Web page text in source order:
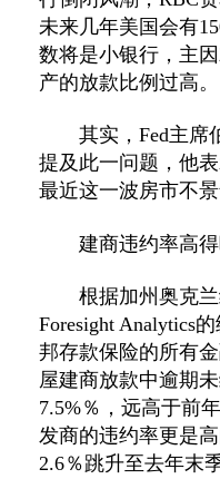
未来几年美国会有
数将是小银行，主
产的放款比例过高。
其实，Fed主席
提及此一问题，他
最近这一波房市不景
建商违约率高得
根据加州奥克兰
Foresight Analytics
邦存款保险的所有
屋建商放款中逾期
7.5%％，远高于前
发商的违约率更是
2.6％跳升至去年末